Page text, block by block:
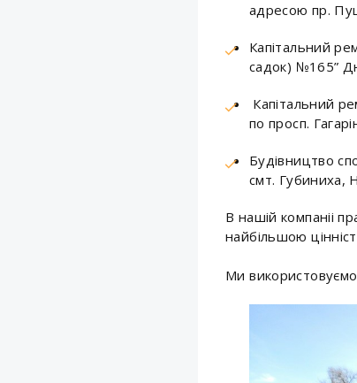
адресою пр.
Капітальний
садок) №165”
Капітальний
по просп.
Будівництво
смт. Губиниха,
В нашій компаніі
найбільшою
Ми